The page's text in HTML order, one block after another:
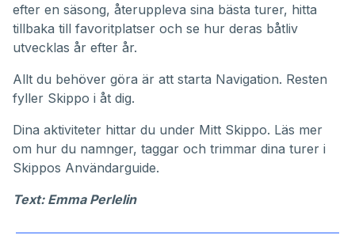
efter en säsong, återuppleva sina bästa turer, hitta
tillbaka till favoritplatser och se hur deras båtliv
utvecklas år efter år.
Allt du behöver göra är att starta Navigation. Resten
fyller Skippo i åt dig.
Dina aktiviteter hittar du under Mitt Skippo. Läs mer
om hur du namnger, taggar och trimmar dina turer i
Skippos Användarguide.
Text: Emma Perlelin